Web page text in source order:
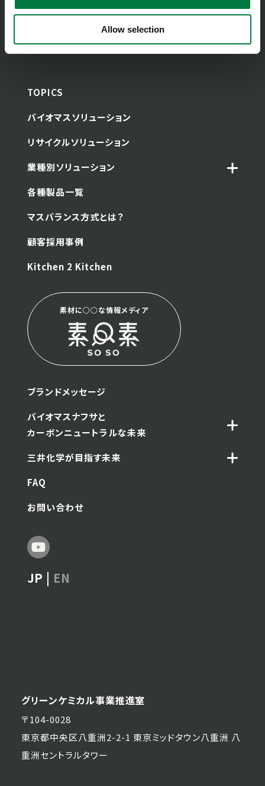
Allow selection
TOPICS
バイオマスソリューション
リサイクルソリューション
業種別ソリューション
各種製品一覧
マスバランス方式とは？
顧客採用事例
Kitchen 2 Kitchen
素材に○○な情報メディア
ブランドメッセージ
バイオマスナフサと
カーボンニュートラルな未来
三井化学が目指す未来
FAQ
お問い合わせ
JP | EN
グリーンケミカル事業推進室
〒104-0028
東京都中央区八重洲2-2-1 東京ミッドタウン八重洲 八
重洲セントラルタワー